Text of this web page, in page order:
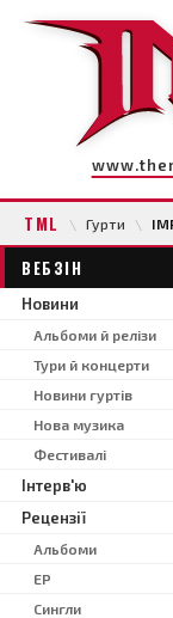
TML \ Гурти \
ВЕБЗІН
Новини
Альбоми й релізи
Тури й концерти
Новини гуртів
Нова музика
Фестивалі
Інтерв'ю
Рецензії
Альбоми
EP
Сингли